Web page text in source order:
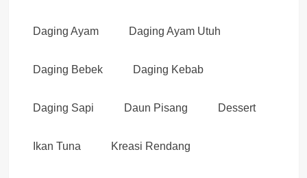
Daging Ayam Daging Ayam Utuh
Daging Bebek Daging Kebab
Daging Sapi Daun Pisang Dessert
Ikan Tuna Kreasi Rendang